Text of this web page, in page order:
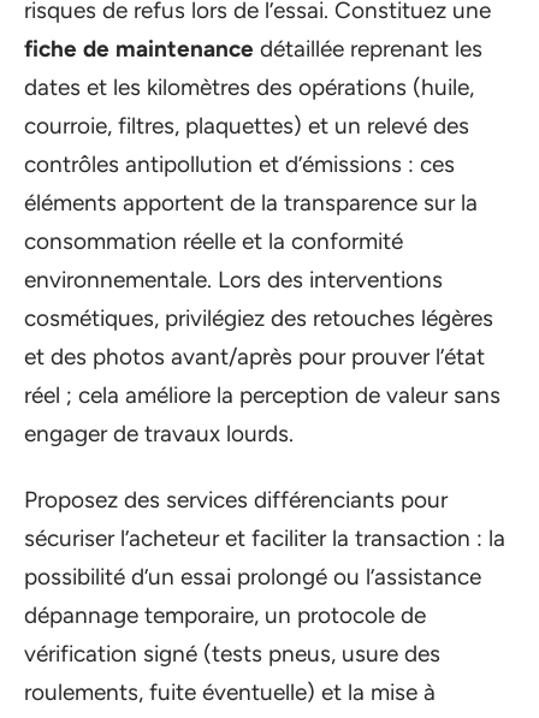
risques de refus lors de l’essai. Constituez une
fiche de maintenance détaillée reprenant les
dates et les kilomètres des opérations (huile,
courroie, filtres, plaquettes) et un relevé des
contrôles antipollution et d’émissions : ces
éléments apportent de la transparence sur la
consommation réelle et la conformité
environnementale. Lors des interventions
cosmétiques, privilégiez des retouches légères
et des photos avant/après pour prouver l’état
réel ; cela améliore la perception de valeur sans
engager de travaux lourds.
Proposez des services différenciants pour
sécuriser l’acheteur et faciliter la transaction : la
possibilité d’un essai prolongé ou l’assistance
dépannage temporaire, un protocole de
vérification signé (tests pneus, usure des
roulements, fuite éventuelle) et la mise à